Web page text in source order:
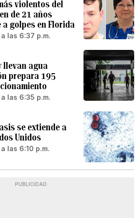
violentos del
de 21 años
golpes en Florida
las 6:37 p.m.
llevan agua
prepara 195
las 6:35 p.m.
se extiende a
Unidos
las 6:10 p.m.
PUBLICIDAD